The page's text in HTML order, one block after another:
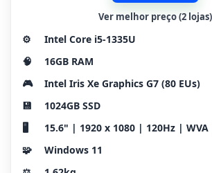
Ver melhor preço (2 lojas)
⚙️
Intel Core i5-1335U
🧠
16GB RAM
🎮
Intel Iris Xe Graphics G7 (80 EUs)
💾
1024GB SSD
🖥️
15.6" | 1920 x 1080 | 120Hz |
🧩
Windows 11